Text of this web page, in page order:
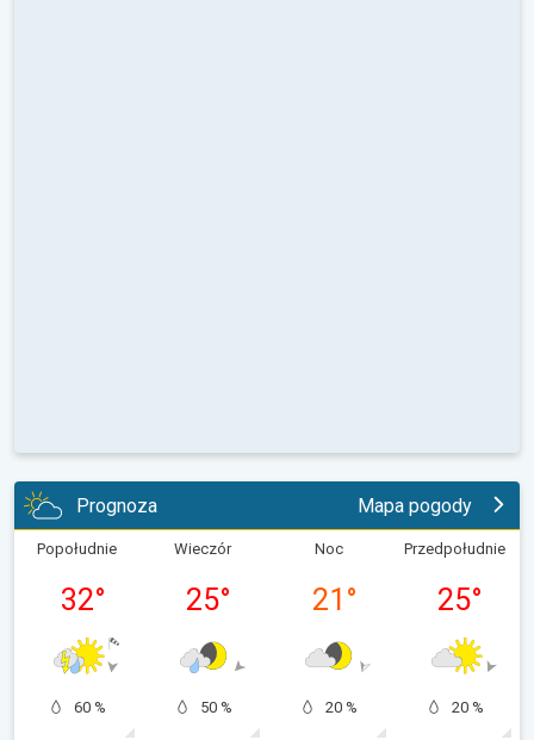
Prognoza Mapa pogody
Popołudnie
32°
60 %
Wieczór
25°
50 %
Noc
21 °
20 %
Przedpołudnie
25°
20 %